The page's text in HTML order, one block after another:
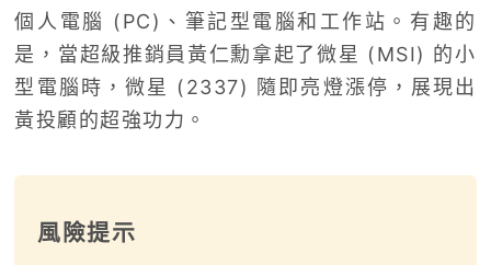
個人電腦 (PC)、筆記型電腦和工作站。有趣的
是，當超級推銷員黃仁勳拿起了微星 (MSI) 的小
型電腦時，微星 (2337) 隨即亮燈漲停，展現出
黃投顧的超強功力。
風險提示